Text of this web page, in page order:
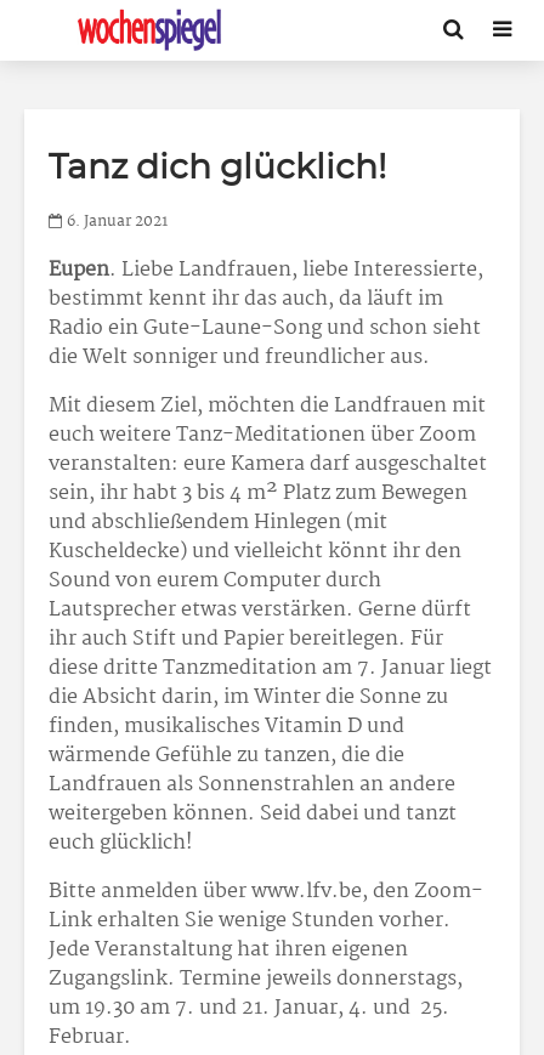
Tanz dich glücklich!
6. Januar 2021
Eupen. Liebe Landfrauen, liebe Interessierte,
bestimmt kennt ihr das auch, da läuft im
Radio ein Gute-Laune-Song und schon sieht
die Welt sonniger und freundlicher aus.
Mit diesem Ziel, möchten die Landfrauen mit
euch weitere Tanz-Meditationen über Zoom
veranstalten: eure Kamera darf ausgeschaltet
sein, ihr habt 3 bis 4 m² Platz zum Bewegen
und abschließendem Hinlegen (mit
Kuscheldecke) und vielleicht könnt ihr den
Sound von eurem Computer durch
Lautsprecher etwas verstärken. Gerne dürft
ihr auch Stift und Papier bereitlegen. Für
diese dritte Tanzmeditation am 7. Januar liegt
die Absicht darin, im Winter die Sonne zu
finden, musikalisches Vitamin D und
wärmende Gefühle zu tanzen, die die
Landfrauen als Sonnenstrahlen an andere
weitergeben können. Seid dabei und tanzt
euch glücklich!
Bitte anmelden über www.lfv.be, den Zoom-
Link erhalten Sie wenige Stunden vorher.
Jede Veranstaltung hat ihren eigenen
Zugangslink. Termine jeweils donnerstags,
um 19.30 am 7. und 21. Januar, 4. und 25.
Februar.